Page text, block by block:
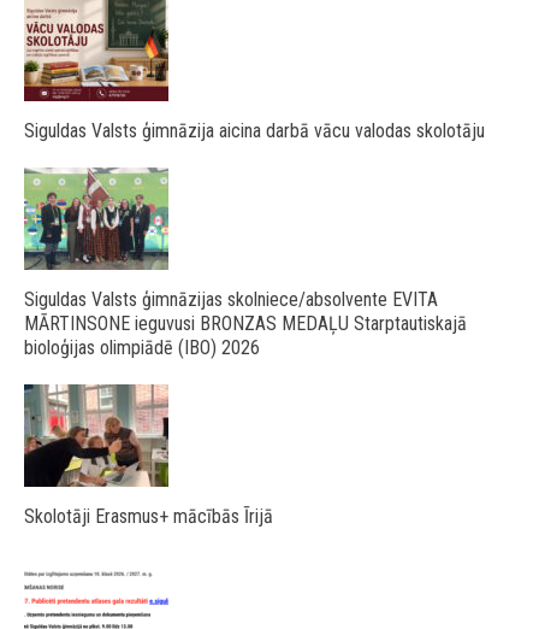
Siguldas Valsts ģimnāzija aicina darbā vācu valodas skolotāju
Siguldas Valsts ģimnāzijas skolniece/absolvente EVITA
MĀRTINSONE ieguvusi BRONZAS MEDAĻU Starptautiskajā
bioloģijas olimpiādē (IBO) 2026
Skolotāji Erasmus+ mācībās Īrijā